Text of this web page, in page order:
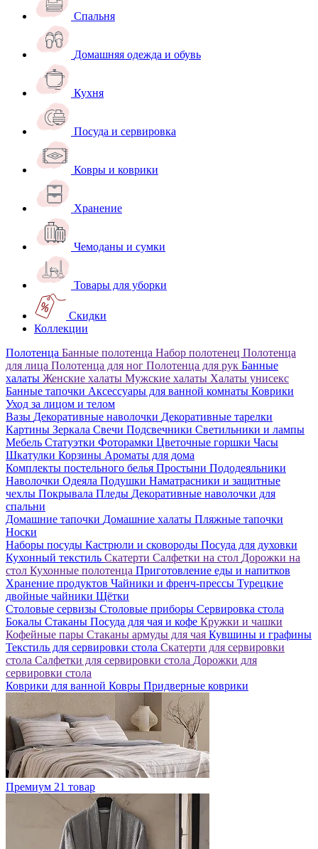
Спальня
Домашняя одежда и обувь
Кухня
Посуда и сервировка
Ковры и коврики
Хранение
Чемоданы и сумки
Товары для уборки
Скидки
Коллекции
Полотенца Банные полотенца Набор полотенец Полотенца
для лица Полотенца для ног Полотенца для рук Банные
халаты Женские халаты Мужские халаты Халаты унисекс
Банные тапочки Аксессуары для ванной комнаты Коврики
Уход за лицом и телом
Вазы Декоративные наволочки Декоративные тарелки
Картины Зеркала Свечи Подсвечники Светильники и лампы
Мебель Статуэтки Фоторамки Цветочные горшки Часы
Шкатулки Корзины Ароматы для дома
Комплекты постельного белья Простыни Пододеяльники
Наволочки Одеяла Подушки Наматрасники и защитные
чехлы Покрывала Пледы Декоративные наволочки для
спальни
Домашние тапочки Домашние халаты Пляжные тапочки
Носки
Наборы посуды Кастрюли и сковороды Посуда для духовки
Кухонный текстиль Скатерти Салфетки на стол Дорожки на
стол Кухонные полотенца Приготовление еды и напитков
Хранение продуктов Чайники и френч-прессы Турецкие
двойные чайники Щётки
Столовые сервизы Столовые приборы Сервировка стола
Бокалы Стаканы Посуда для чая и кофе Кружки и чашки
Кофейные пары Стаканы армуды для чая Кувшины и графины
Текстиль для сервировки стола Скатерти для сервировки
стола Салфетки для сервировки стола Дорожки для
сервировки стола
Коврики для ванной Ковры Придверные коврики
Премиум 21 товар